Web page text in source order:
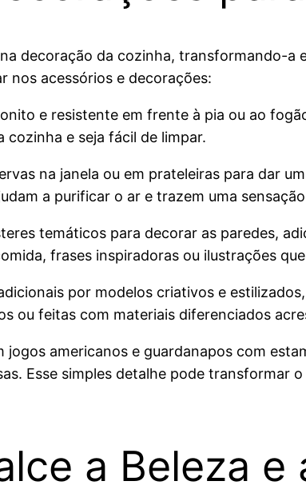
decoração da cozinha, transformando-a
nos acessórios e decorações:
e resistente em frente à pia ou ao
e seja fácil de limpar.
na janela ou em prateleiras para dar
a purificar o ar e trazem uma
temáticos para decorar as paredes,
frases inspiradoras ou ilustrações
por modelos criativos e
ou feitas com materiais diferenciados
jogos americanos e guardanapos com
Esse simples detalhe pode transformar
a Beleza